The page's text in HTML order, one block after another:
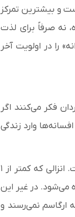
و بیشترین تمرکز
نه صرفاً برای لذت
را در اولویت آخر
فکر می‌کنند اگر
وارد زندگی
واقعیت این است که بر اساس مطالعات، میانگین زمان انزال پس از دخول حدود ۵ تا ۷ دقیقه است. انزالی که کمتر از ۱
می‌شود. در غیر این
ارگاسم نمی‌رسند و